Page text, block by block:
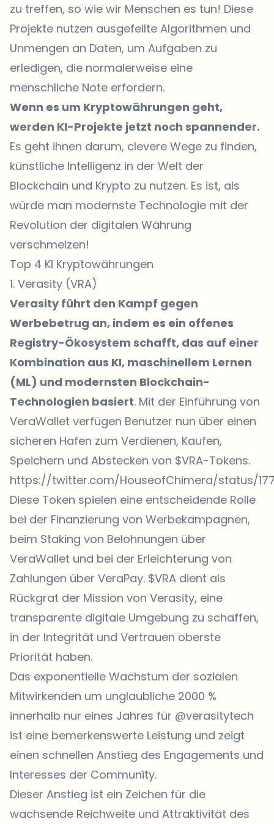
zu treffen, so wie wir Menschen es tun! Diese
Projekte nutzen ausgefeilte Algorithmen und
Unmengen an Daten, um Aufgaben zu
erledigen, die normalerweise eine
menschliche Note erfordern.
Wenn es um Kryptowährungen geht,
werden KI-Projekte jetzt noch spannender.
Es geht ihnen darum, clevere Wege zu finden,
künstliche Intelligenz in der Welt der
Blockchain und Krypto zu nutzen. Es ist, als
würde man modernste Technologie mit der
Revolution der digitalen Währung
verschmelzen!
Top 4 KI Kryptowährungen
1. Verasity (VRA)
Verasity führt den Kampf gegen
Werbebetrug an, indem es ein offenes
Registry-Ökosystem schafft, das auf einer
Kombination aus KI, maschinellem Lernen
(ML) und modernsten Blockchain-
Technologien basiert. Mit der Einführung von
VeraWallet verfügen Benutzer nun über einen
sicheren Hafen zum Verdienen, Kaufen,
Speichern und Abstecken von $VRA-Tokens.
https://twitter.com/HouseofChimera/status/
Diese Token spielen eine entscheidende Rolle
bei der Finanzierung von Werbekampagnen,
beim Staking von Belohnungen über
VeraWallet und bei der Erleichterung von
Zahlungen über VeraPay. $VRA dient als
Rückgrat der Mission von Verasity, eine
transparente digitale Umgebung zu schaffen,
in der Integrität und Vertrauen oberste
Priorität haben.
Das exponentielle Wachstum der sozialen
Mitwirkenden um unglaubliche 2000 %
innerhalb nur eines Jahres für @verasitytech
ist eine bemerkenswerte Leistung und zeigt
einen schnellen Anstieg des Engagements und
Interesses der Community.
Dieser Anstieg ist ein Zeichen für die
wachsende Reichweite und Attraktivität des